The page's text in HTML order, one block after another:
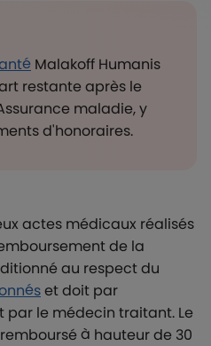
Malakoff Humanis
restante après le
maladie, y
d'honoraires.
actes médicaux réalisés
de la
au respect du
et doit par
par le médecin traitant. Le
à hauteur de 30